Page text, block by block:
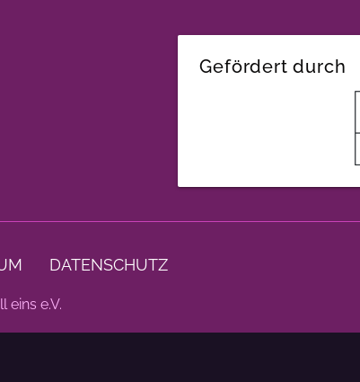
Gefördert durch
DATENSCHUTZ
eins e.V.